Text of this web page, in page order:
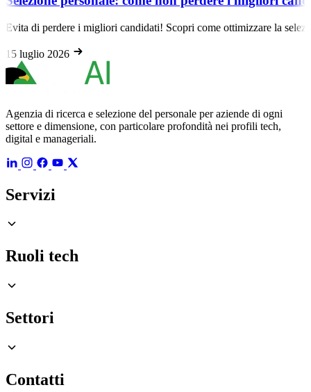
Evita di perdere i migliori candidati! Scopri come ottimizzare la
15 luglio 2026
Agenzia di ricerca e selezione del personale per aziende di ogni
settore e dimensione, con particolare profondità nei profili tech,
digital e manageriali.
Servizi
Ruoli tech
Settori
Contatti